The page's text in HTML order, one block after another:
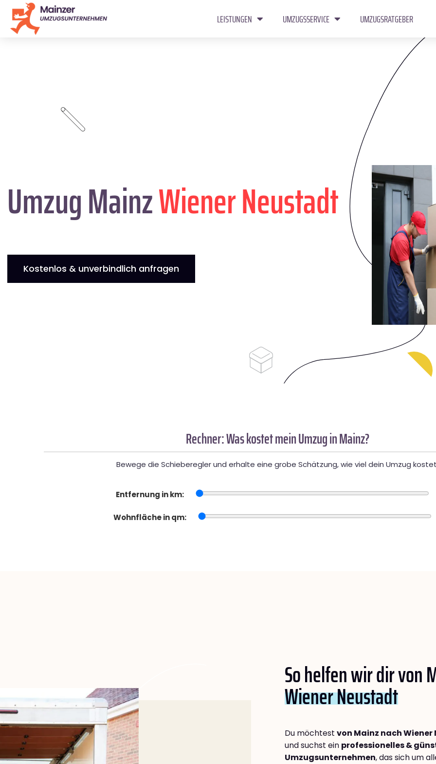
LEISTUNGEN UMZUGSSERVICE UMZUGSRATGEBER
Umzug MainzWiener Neustadt
Kostenlos & unverbindlich anfragen
Rechner: Was kostet mein Umzug in Mainz?
Bewege die Schieberegler und erhalte eine grobe Schätzung, wie viel dein Umzug
Entfernung in km:
Wohnfläche in qm:
So helfen wir dir von
Wiener Neustadt
Du möchtest von Mainz nach
und suchst ein professionelles &
Umzugsunternehmen, das sich um